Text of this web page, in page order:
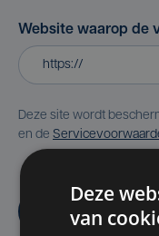
Website waarop de
Deze site wordt
en de
Aanvragen
Deze
van